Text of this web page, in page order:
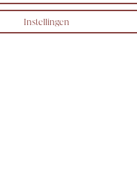
projecten.
Instellingen